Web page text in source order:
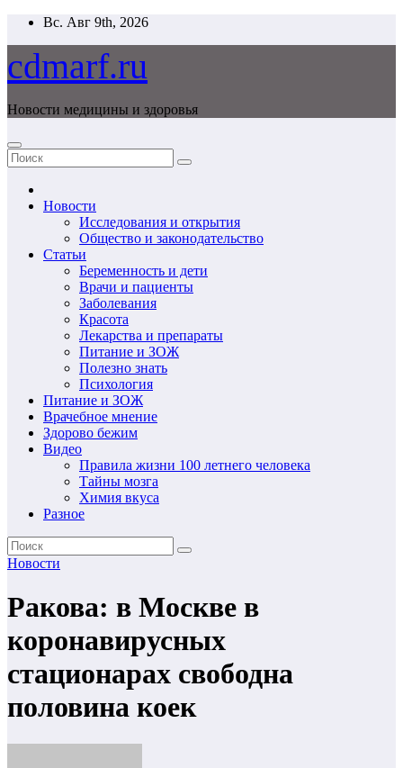
Перейти
содержимому
Вс. Авг 9th, 2026
cdmarf.ru
Новости медицины и здоровья
Новости
Исследования и открытия
Общество и законодательство
Статьи
Беременность и дети
Врачи и пациенты
Заболевания
Красота
Лекарства и препараты
Питание и ЗОЖ
Полезно знать
Психология
Питание и ЗОЖ
Врачебное мнение
Здорово бежим
Видео
Правила жизни 100 летнего человека
Тайны мозга
Химия вкуса
Разное
Новости
Ракова: в Москве в
коронавирусных
стационарах свободна
половина коек